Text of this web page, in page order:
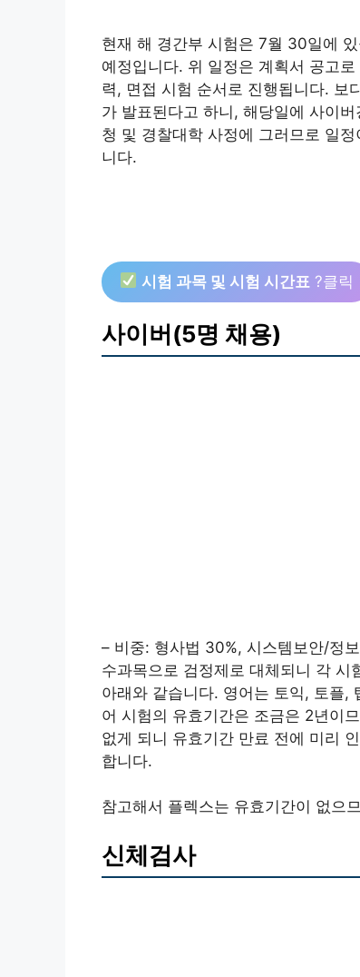
현재 해 경간부 시험은 7월 30일에
예정입니다. 위 일정은 계획서 공고
력, 면접 시험 순서로 진행됩니다. 보
가 발표된다고 하니, 해당일에 사이
청 및 경찰대학 사정에 그러므로 일
니다.
시험 과목 및 시험 시간표 ?클릭
사이버(5명 채용)
– 비중: 형사법 30%, 시스템보안/정
수과목으로 검정제로 대체되니 각
아래와 같습니다. 영어는 토익, 토플,
어 시험의 유효기간은 조금은 2년이
없게 되니 유효기간 만료 전에 미리
합니다.
참고해서 플렉스는 유효기간이 없으
신체검사